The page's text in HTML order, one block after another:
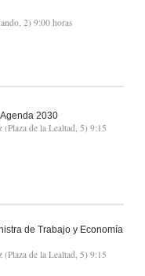
2) 9:00 horas
2030
de la Lealtad, 5) 9:15
de Trabajo y Economía
de la Lealtad, 5) 9:15